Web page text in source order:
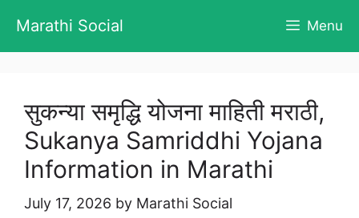
content
Marathi Social Menu
सुकन्या समृद्धि योजना माहिती मराठी,
Sukanya Samriddhi Yojana
Information in Marathi
July 17, 2026 by Marathi Social